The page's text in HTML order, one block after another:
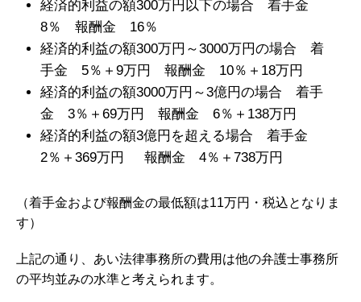
経済的利益の額300万円以下の場合 着手金
8％ 報酬金 16％
経済的利益の額300万円～3000万円の場合 着
手金 5％＋9万円 報酬金 10％＋18万円
経済的利益の額3000万円～3億円の場合 着手
金 3％＋69万円 報酬金 6％＋138万円
経済的利益の額3億円を超える場合 着手金
2％＋369万円 報酬金 4％＋738万円
（着手金および報酬金の最低額は11万円・税込となりま
す）
上記の通り、あい法律事務所の費用は他の弁護士事務所
の平均並みの水準と考えられます。